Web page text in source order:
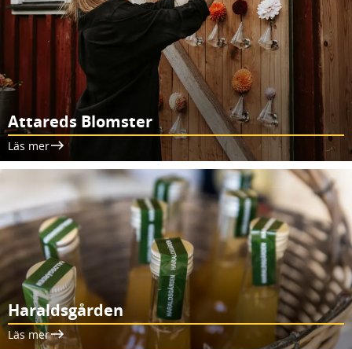
Attareds Blomster
Läs mer
Haraldsgården
Läs mer